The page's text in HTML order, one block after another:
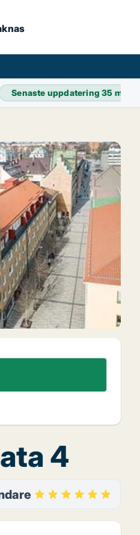
Senaste uppdatering35 min
4